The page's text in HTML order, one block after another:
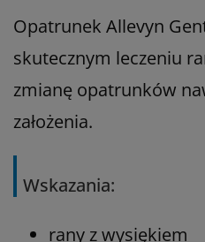
Opatrunek Allevyn
skutecznym leczeniu
zmianę opatrunków
założenia.
Wskazania:
rany z wysiękiem